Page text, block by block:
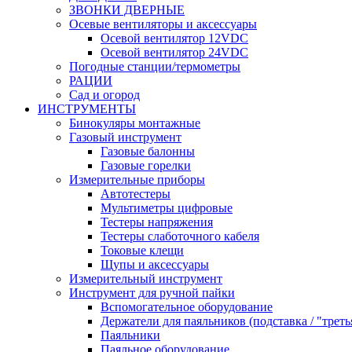
ЗВОНКИ ДВЕРНЫЕ
Осевые вентиляторы и аксессуары
Осевой вентилятор 12VDC
Осевой вентилятор 24VDC
Погодные станции/термометры
РАЦИИ
Сад и огород
ИНСТРУМЕНТЫ
Бинокуляры монтажные
Газовый инструмент
Газовые балонны
Газовые горелки
Измерительные приборы
Автотестеры
Мультиметры цифровые
Тестеры напряжения
Тестеры слаботочного кабеля
Токовые клещи
Щупы и аксессуары
Измерительный инструмент
Инструмент для ручной пайки
Вспомогательное оборудование
Держатели для паяльников (подставка /
Паяльники
Паяльное оборудование